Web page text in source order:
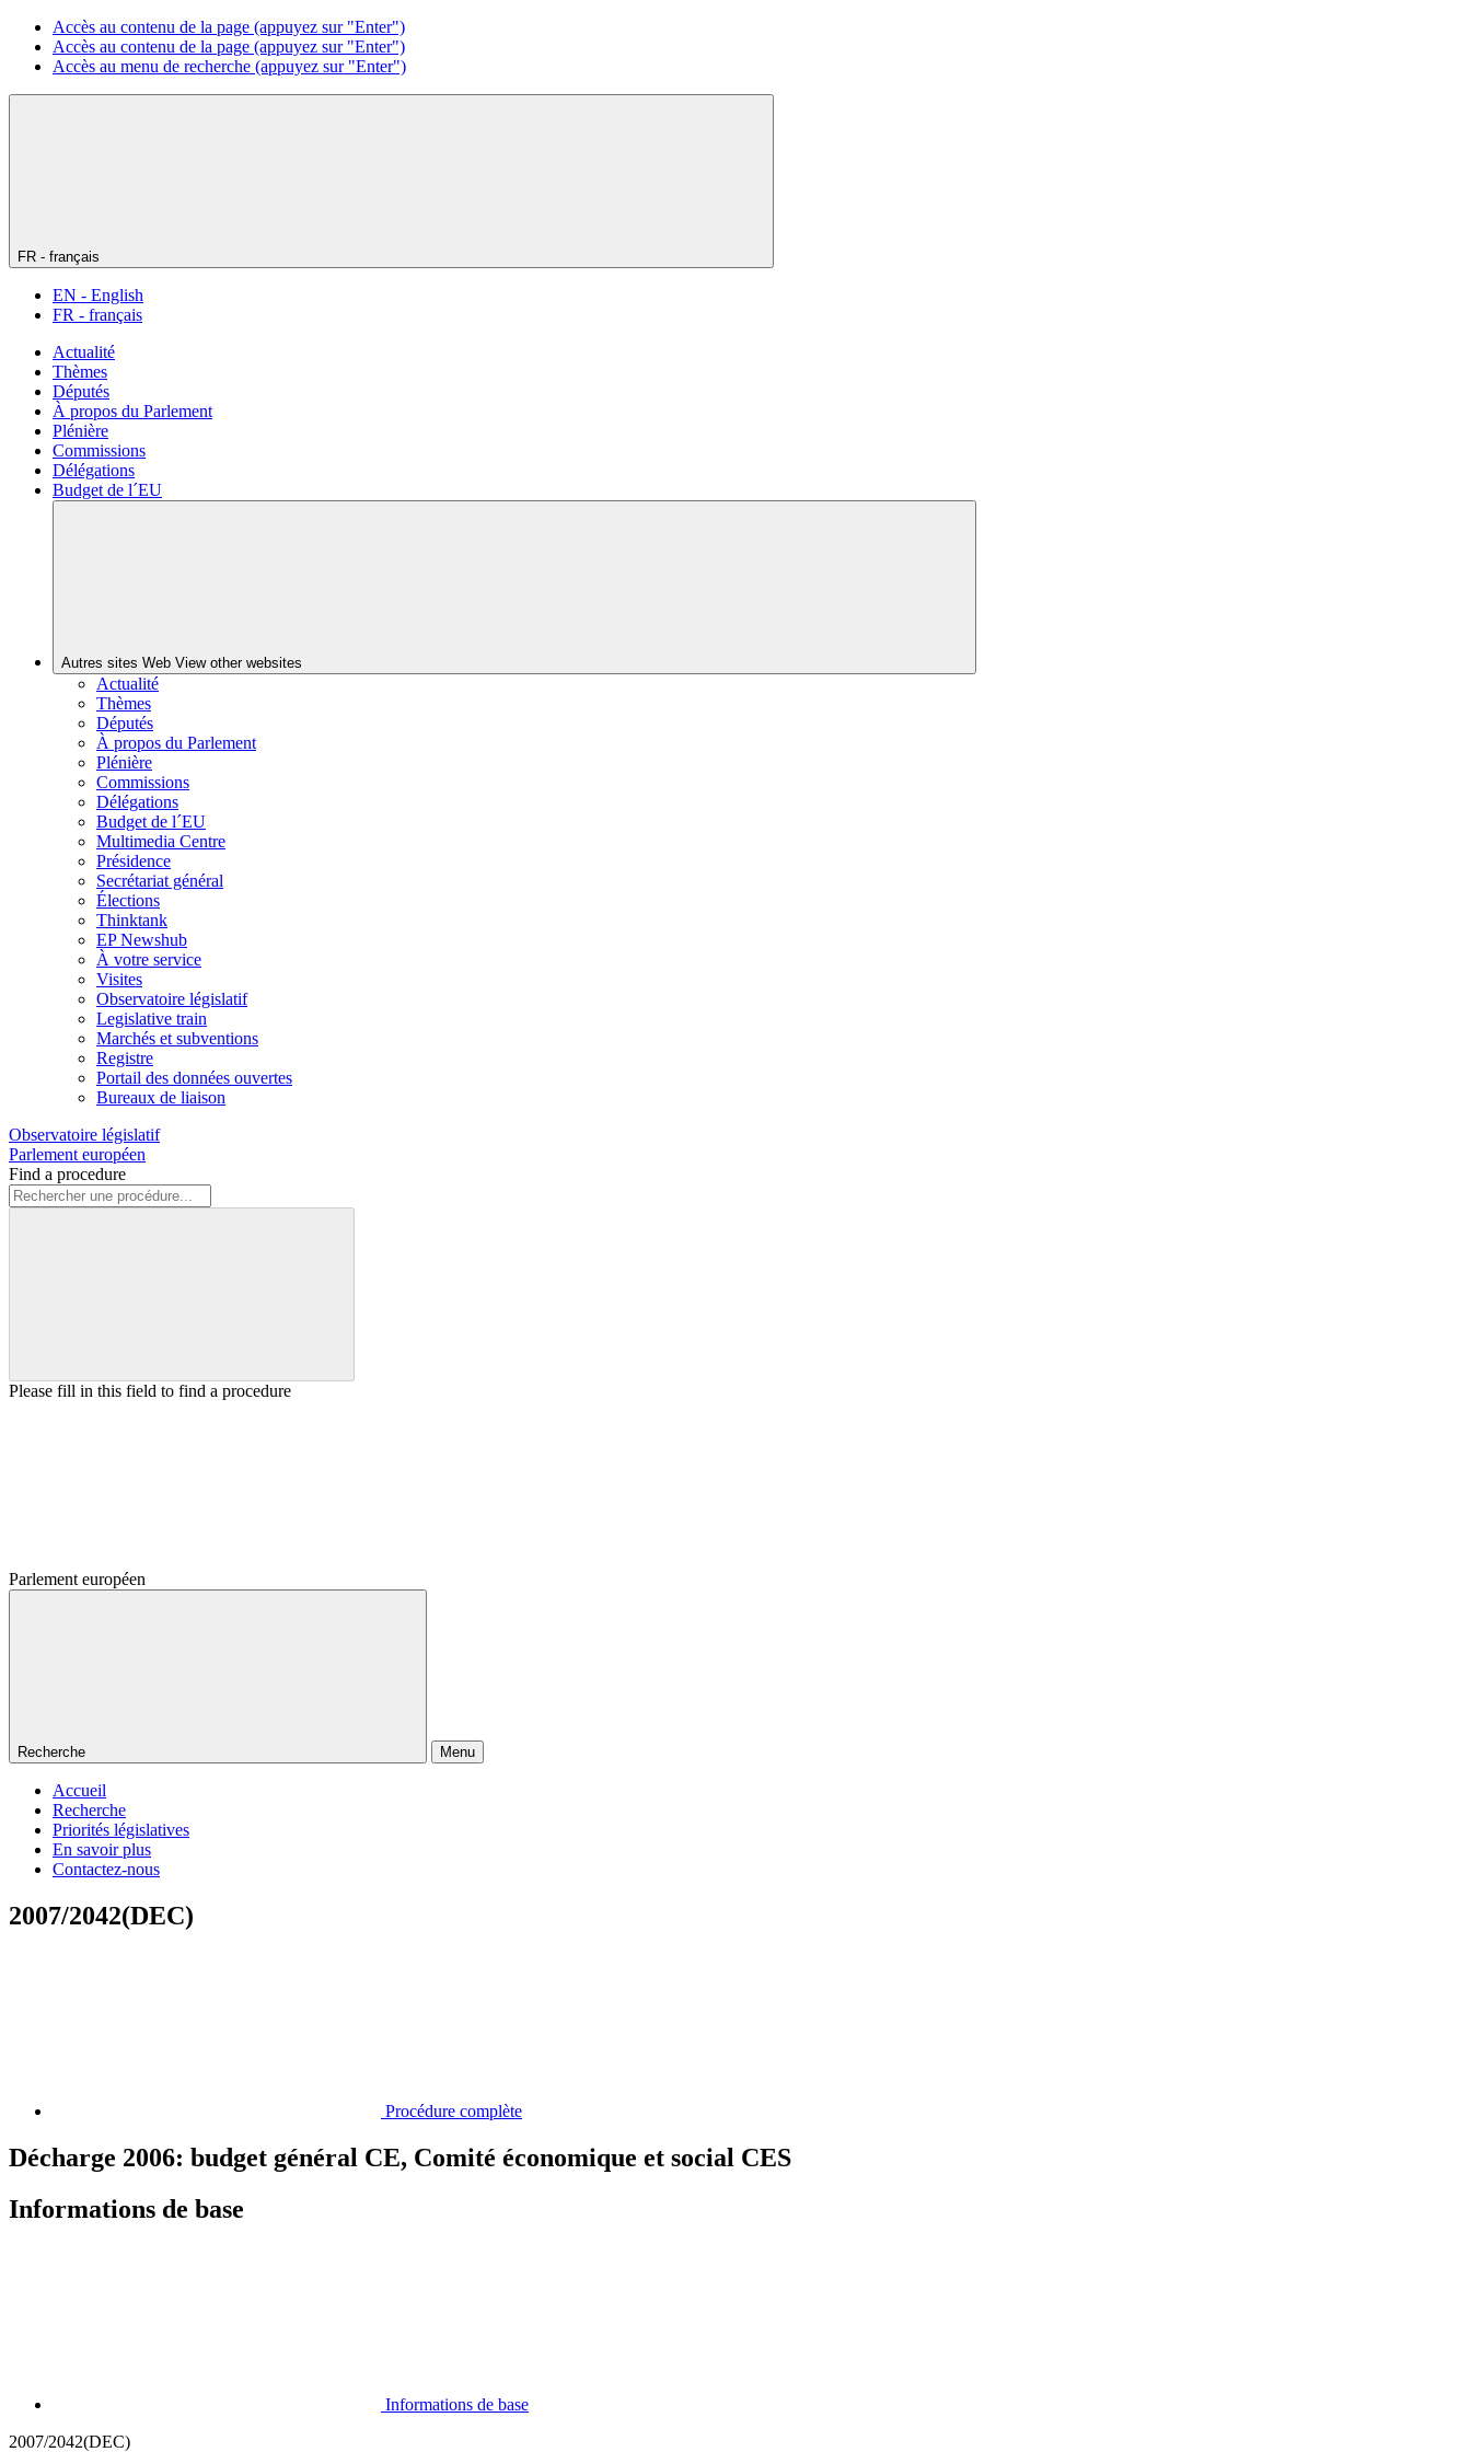
Accès au contenu de la page (appuyez sur "Enter")
Accès au contenu de la page (appuyez sur "Enter")
Accès au menu de recherche (appuyez sur "Enter")
FR - français
EN - English
FR - français
Actualité
Thèmes
Députés
À propos du Parlement
Plénière
Commissions
Délégations
Budget de l´EU
Autres sites Web View other websites
Actualité
Thèmes
Députés
À propos du Parlement
Plénière
Commissions
Délégations
Budget de l´EU
Multimedia Centre
Présidence
Secrétariat général
Élections
Thinktank
EP Newshub
À votre service
Visites
Observatoire législatif
Legislative train
Marchés et subventions
Registre
Portail des données ouvertes
Bureaux de liaison
Observatoire législatif
Parlement européen
Find a procedure
Please fill in this field to find a procedure
Parlement européen
Recherche Menu
Accueil
Recherche
Priorités législatives
En savoir plus
Contactez-nous
2007/2042(DEC)
Procédure complète
Décharge 2006: budget général CE, Comité économique et social CES
Informations de base
Informations de base
2007/2042(DEC)